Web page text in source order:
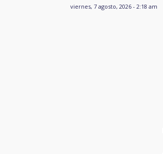
viernes, 7 agosto, 2026 - 2:18 am